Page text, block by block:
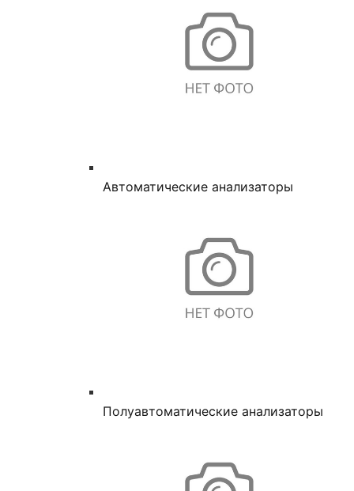
Автоматические анализаторы
Полуавтоматические анализаторы